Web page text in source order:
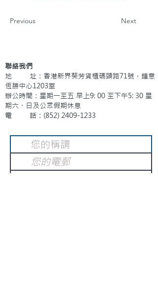
Previous Next
聯絡我們
地 址：香港新界葵芳貨櫃碼頭路71號，鍾意
恆勝中心1203室
辦公時間：星期一至五 早上9: 00 至下午5: 30 星
期六、日及公眾假期休息
電 話：(852) 2409-1233